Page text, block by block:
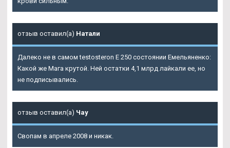
отзыв оставил(а) Натали
Далеко не в самом testosteron E 250 состоянии Емельяненко:
Какой же Мага крутой. Ней остатки 4,1 млрд лайкали ее, но
не подписывались.
отзыв оставил(а) Чау
Свопам в апреле 2008 и никак.